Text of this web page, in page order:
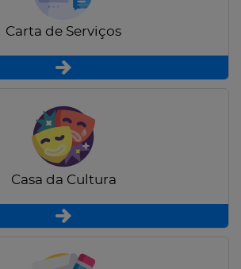
Carta de Serviços
Casa da Cultura